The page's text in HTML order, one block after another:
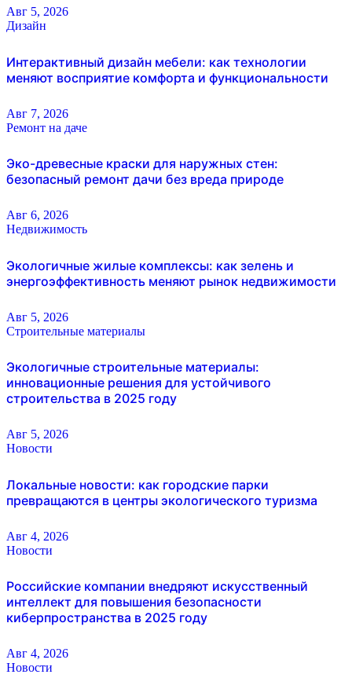
Авг 5, 2026
Дизайн
Интерактивный дизайн мебели: как технологии
меняют восприятие комфорта и функциональности
Авг 7, 2026
Ремонт на даче
Эко-древесные краски для наружных стен:
безопасный ремонт дачи без вреда природе
Авг 6, 2026
Недвижимость
Экологичные жилые комплексы: как зелень и
энергоэффективность меняют рынок недвижимости
Авг 5, 2026
Строительные материалы
Экологичные строительные материалы:
инновационные решения для устойчивого
строительства в 2025 году
Авг 5, 2026
Новости
Локальные новости: как городские парки
превращаются в центры экологического туризма
Авг 4, 2026
Новости
Российские компании внедряют искусственный
интеллект для повышения безопасности
киберпространства в 2025 году
Авг 4, 2026
Новости